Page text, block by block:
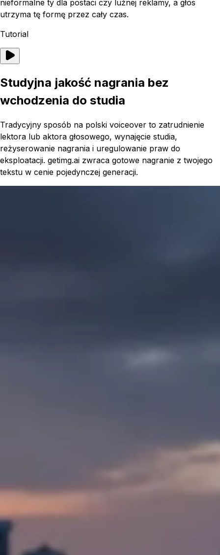
nieformalne ty dla postaci czy luźnej reklamy, a głos
utrzyma tę formę przez cały czas.
Tutorial
Studyjna jakość nagrania bez
wchodzenia do studia
Tradycyjny sposób na polski voiceover to zatrudnienie
lektora lub aktora głosowego, wynajęcie studia,
reżyserowanie nagrania i uregulowanie praw do
eksploatacji. getimg.ai zwraca gotowe nagranie z twojego
tekstu w cenie pojedynczej generacji.